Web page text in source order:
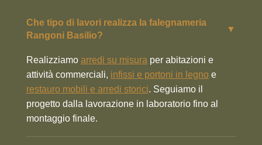
Che tipo di lavori realizza la falegnameria
Rangoni Basilio?
▼
Realizziamo arredi su misura per abitazioni e
attività commerciali, infissi e portoni in legno e
restauro mobili e arredi storici. Seguiamo il
progetto dalla lavorazione in laboratorio fino al
montaggio finale.